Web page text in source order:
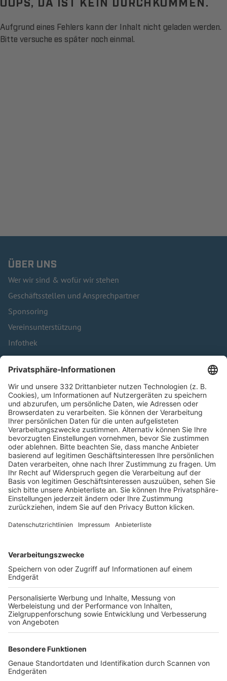
Aufgrund eines Fehlers kann der Inhalt nicht geladen werden.
Bitte versuche es später noch einmal.
ÜBER UNS
Wer wir sind & wofür wir stehen
Geschäftsstellen und Ansprechpartner
Sponsoring
Vereinsunterstützung
Infothek
Kontakt
HÄUFIG BESUCHTE SEITEN
Pässe und Vereinswechsel
Trainerausbildung
Schulungsangebot Vereinsmitarbeiter
BFV-Geschäftsstellen
Trainerbörse
Login SpielPlus
FOLGE DEM BFV
TOP-VEREINE
TOP-PARTNER